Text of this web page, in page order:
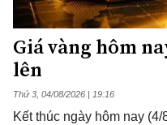
Giá vàng hôm
lên
Thứ 3, 04/08/2026 | 19:16
Kết thúc ngày hôm nay